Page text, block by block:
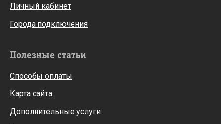
Личный кабинет
Города подключения
Полезные статьи
Способы оплаты
Карта сайта
Дополнительные услуги